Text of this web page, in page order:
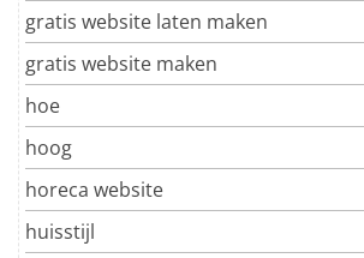
gratis website laten maken
gratis website maken
hoe
hoog
horeca website
huisstijl